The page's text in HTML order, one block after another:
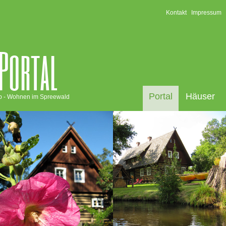
- Wohnen im Spreewald
Kontakt Impressum
Häuser
Portal